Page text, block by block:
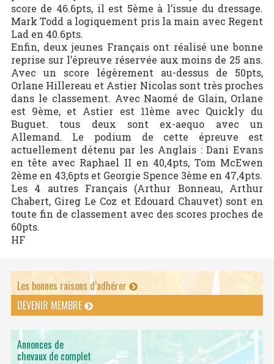
score de 46.6pts, il est 5ème à l’issue du dressage.
Mark Todd a logiquement pris la main avec Regent
Lad en 40.6pts.
Enfin, deux jeunes Français ont réalisé une bonne
reprise sur l’épreuve réservée aux moins de 25 ans.
Avec un score légèrement au-dessus de 50pts,
Orlane Hillereau et Astier Nicolas sont très proches
dans le classement. Avec Naomé de Glain, Orlane
est 9ème, et Astier est 11ème avec Quickly du
Buguet. tous deux sont ex-aequo avec un
Allemand. Le podium de cette épreuve est
actuellement détenu par les Anglais : Dani Evans
en tête avec Raphael II en 40,4pts, Tom McEwen
2ème en 43,6pts et Georgie Spence 3ème en 47,4pts.
Les 4 autres Français (Arthur Bonneau, Arthur
Chabert, Gireg Le Coz et Edouard Chauvet) sont en
toute fin de classement avec des scores proches de
60pts.
HF
Les bonnes raisons d’adhérer
DEVENIR MEMBRE
Annonces de
chevaux de complet